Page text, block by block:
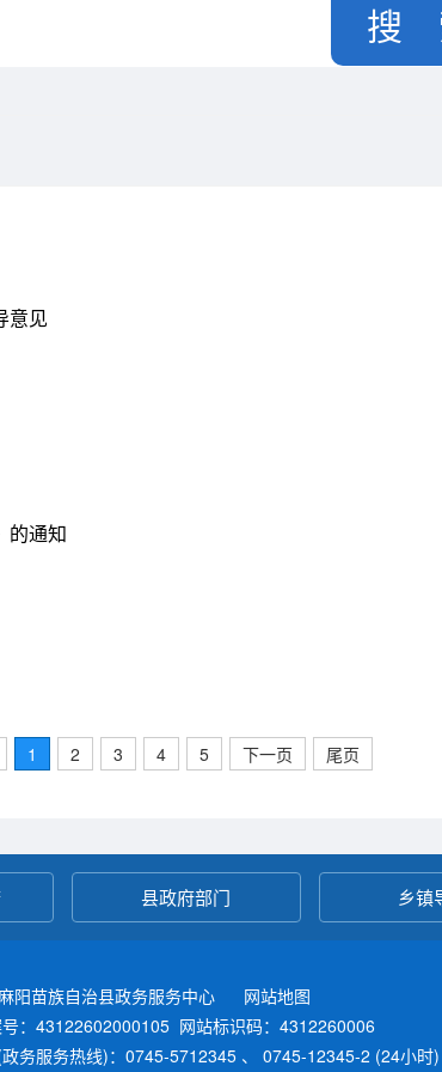
意见
的通知
1 2 3 4 5 下一页 尾页
县政府部门 乡镇
阳苗族自治县政务服务中心
网站地图
：43122602000105 网站标识码：4312260006
服务热线)：0745-5712345 、 0745-12345-2 (24小时)